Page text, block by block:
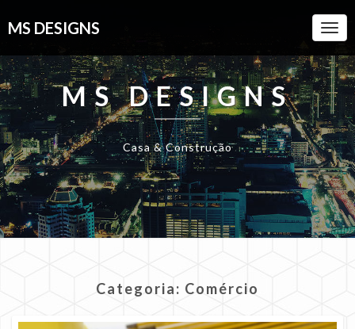
MS DESIGNS
MS DESIGNS
Casa & Construção
Categoria: Comércio